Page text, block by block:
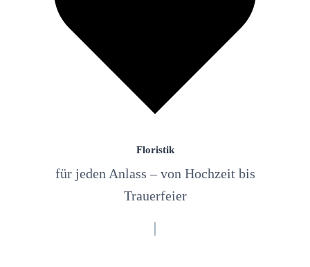
Floristik
für jeden Anlass – von Hochzeit bis
Trauerfeier